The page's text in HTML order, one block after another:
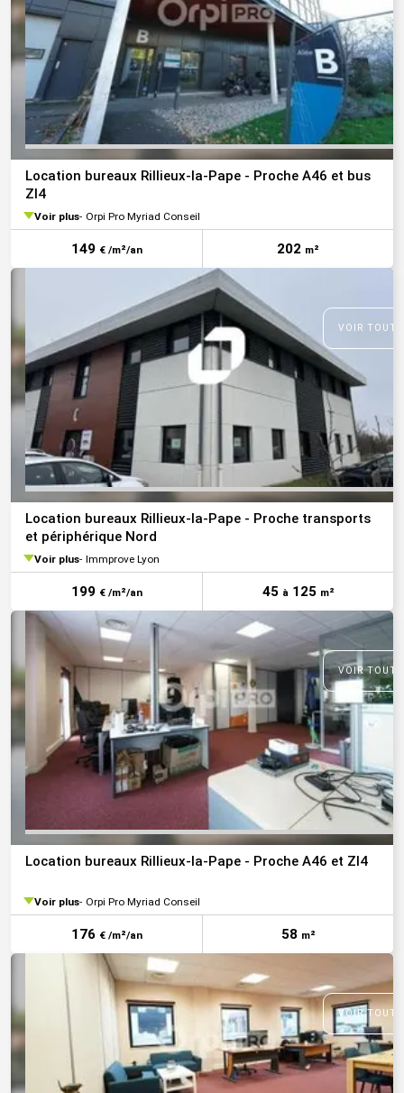
Location bureaux Rillieux-la-Pape - Proche A46 et bus
ZI4
Voir plus Orpi Pro Myriad Conseil
149 € /m²/an 202 m²
VOIR
Location bureaux Rillieux-la-Pape - Proche transports
et périphérique Nord
Voir plus Immprove Lyon
199 € /m²/an 45 à125 m²
VOIR
Location bureaux Rillieux-la-Pape - Proche A46 et ZI4
Voir plus Orpi Pro Myriad Conseil
176 € /m²/an 58 m²
VOIR